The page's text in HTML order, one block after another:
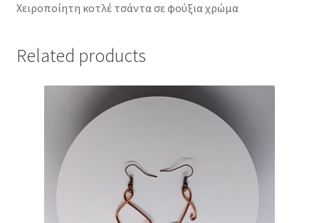
Χειροποίητη κοτλέ τσάντα σε φούξια χρώμα
Related products